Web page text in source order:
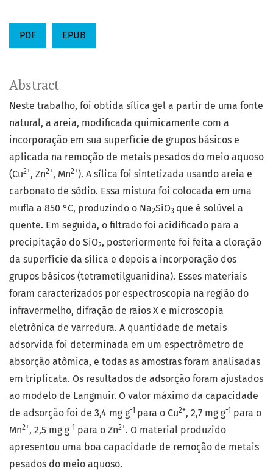
PDF EPUB
Abstract
Neste trabalho, foi obtida sílica gel a partir de uma fonte
natural, a areia, modificada quimicamente com a
incorporação em sua superfície de grupos básicos e
aplicada na remoção de metais pesados do meio aquoso
(Cu2+, Zn2+, Mn2+). A sílica foi sintetizada usando areia e
carbonato de sódio. Essa mistura foi colocada em uma
mufla a 850 °C, produzindo o Na2SiO3 que é solúvel a
quente. Em seguida, o filtrado foi acidificado para a
precipitação do SiO2, posteriormente foi feita a cloração
da superfície da sílica e depois a incorporação dos
grupos básicos (tetrametilguanidina). Esses materiais
foram caracterizados por espectroscopia na região do
infravermelho, difração de raios X e microscopia
eletrônica de varredura. A quantidade de metais
adsorvida foi determinada em um espectrômetro de
absorção atômica, e todas as amostras foram analisadas
em triplicata. Os resultados de adsorção foram ajustados
ao modelo de Langmuir. O valor máximo da capacidade
de adsorção foi de 3,4 mg g-1 para o Cu2+, 2,7 mg g-1 para o
Mn2+, 2,5 mg g-1 para o Zn2+. O material produzido
apresentou uma boa capacidade de remoção de metais
pesados do meio aquoso.